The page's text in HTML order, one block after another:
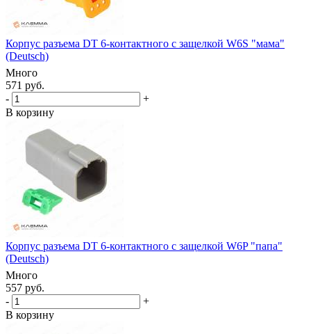
Корпус разъема DT 6-контактного с защелкой W6S "мама"
(Deutsch)
Много
571 руб.
-
+
В корзину
Корпус разъема DT 6-контактного с защелкой W6P "папа"
(Deutsch)
Много
557 руб.
-
+
В корзину